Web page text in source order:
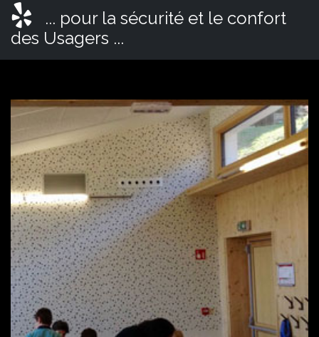
... pour la sécurité et le confort
des Usagers ...